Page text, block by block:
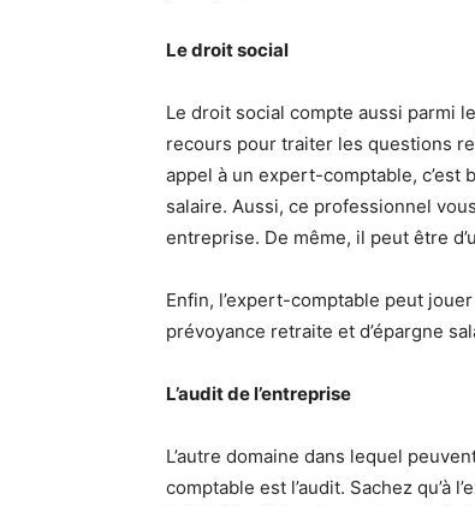
Le droit social
Le droit social compte aussi parmi
recours pour traiter les questions
appel à un expert-comptable, c’est
salaire. Aussi, ce professionnel
entreprise. De même, il peut être
Enfin, l’expert-comptable peut
prévoyance retraite et d’épargne
L’audit de l’entreprise
L’autre domaine dans lequel
comptable est l’audit. Sachez qu’à